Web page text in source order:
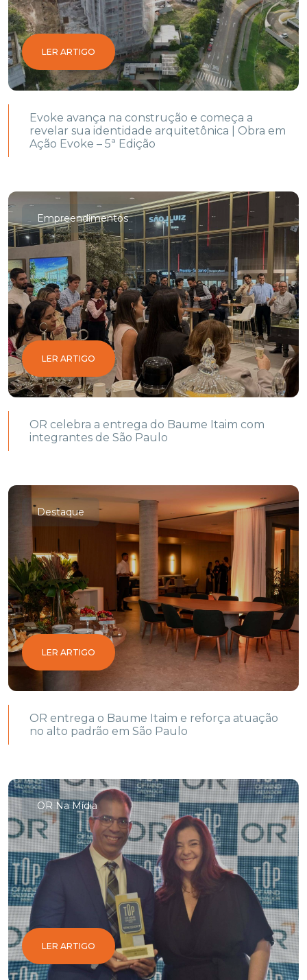
LER ARTIGO
Evoke avança na construção e começa a
revelar sua identidade arquitetônica | Obra em
Ação Evoke – 5ª Edição
Empreendimentos
LER ARTIGO
OR celebra a entrega do Baume Itaim com
integrantes de São Paulo
Destaque
LER ARTIGO
OR entrega o Baume Itaim e reforça atuação
no alto padrão em São Paulo
OR Na Mídia
LER ARTIGO